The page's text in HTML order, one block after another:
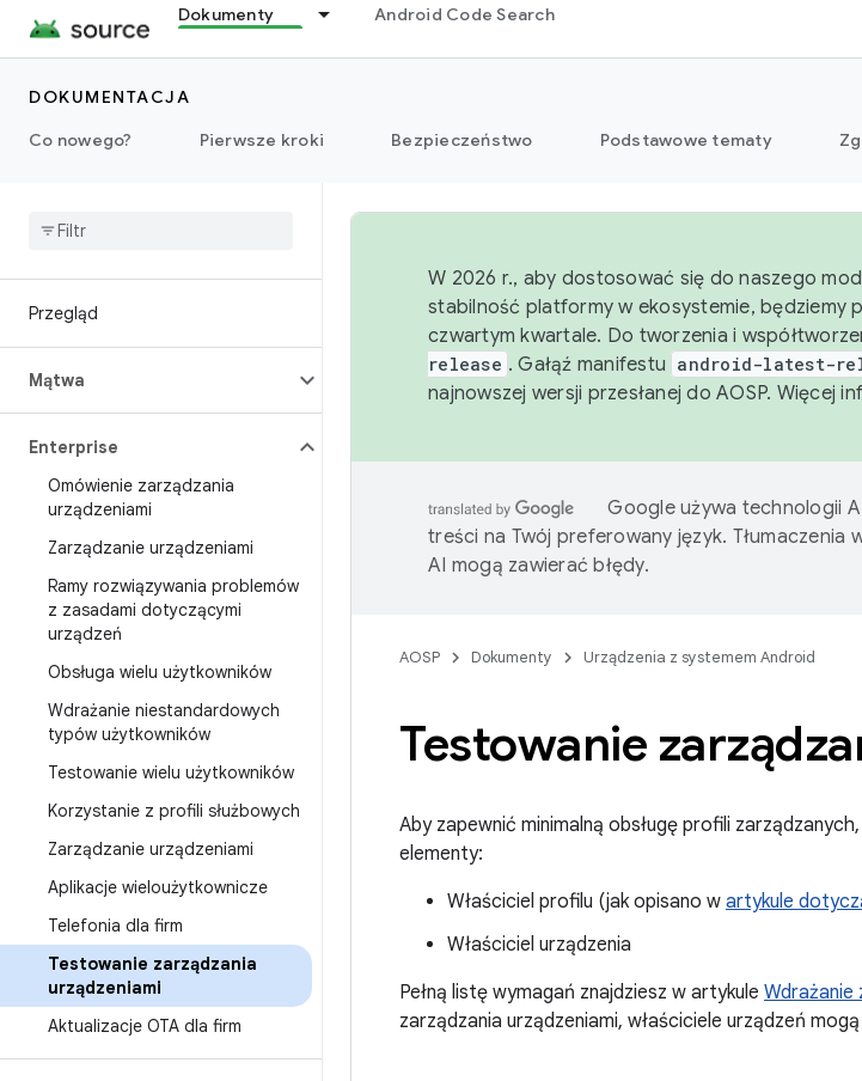
Dokumenty Android Code Search
DOKUMENTACJA
Co nowego?
Pierwsze kroki Bezpieczeństwo Podstawowe tematy
Przegląd
Mątwa
Enterprise
Omówienie zarządzania
urządzeniami
Zarządzanie urządzeniami
Ramy rozwiązywania problemów
z zasadami dotyczącymi
urządzeń
Obsługa wielu użytkowników
Wdrażanie niestandardowych
typów użytkowników
Testowanie wielu użytkowników
Korzystanie z profili służbowych
Zarządzanie urządzeniami
Aplikacje wieloużytkownicze
Telefonia dla firm
Testowanie zarządzania
urządzeniami
Aktualizacje OTA dla firm
W 2026 r., aby dostosować się do naszego
stabilność platformy w ekosystemie, będziemy
czwartym kwartale. Do tworzenia i
release . Gałąź manifestu android-latest-
najnowszej wersji przesłanej do AOSP. Więcej
Google używa technologii
treści na Twój preferowany język. Tłumaczenia
AI mogą zawierać błędy.
AOSP Dokumenty Urządzenia z systemem Android
Testowanie
Aby zapewnić minimalną obsługę profili
elementy:
Właściciel profilu (jak opisano w artykule
Właściciel urządzenia
Pełną listę wymagań znajdziesz w artykule Wdrażanie
zarządzania urządzeniami, właściciele urządzeń